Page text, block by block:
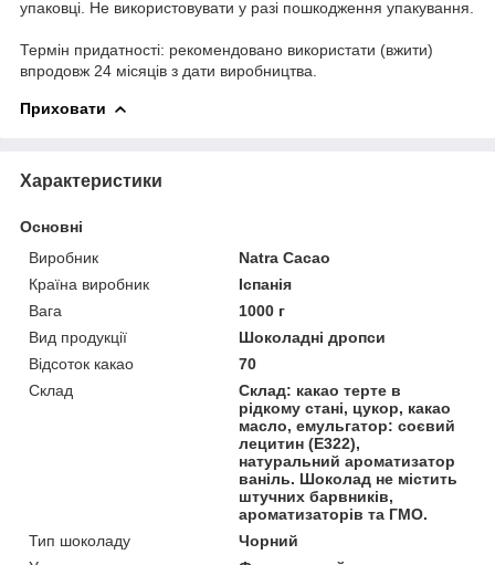
упаковці. Не використовувати у разі пошкодження упакування.
Термін придатності: рекомендовано використати (вжити)
впродовж 24 місяців з дати виробництва.
Приховати
Характеристики
Основні
Виробник
Natra Cacao
Країна виробник
Іспанія
Вага
1000 г
Вид продукції
Шоколадні дропси
Відсоток какао
70
Склад
Склад: какао терте в
рідкому стані, цукор, какао
масло, емульгатор: соєвий
лецитин (Е322),
натуральний ароматизатор
ваніль. Шоколад не містить
штучних барвників,
ароматизаторів та ГМО.
Тип шоколаду
Чорний